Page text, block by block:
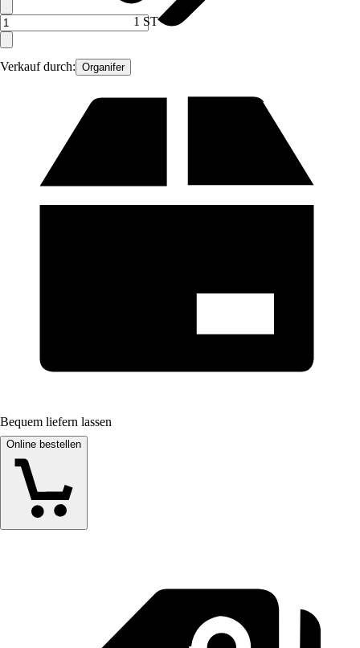
Verkauf durch: Organifer
1 ST
Bequem liefern lassen
Online bestellen